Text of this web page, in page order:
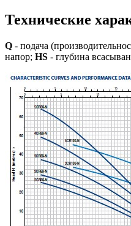
Технические
Q - подача
напор; HS - глубина